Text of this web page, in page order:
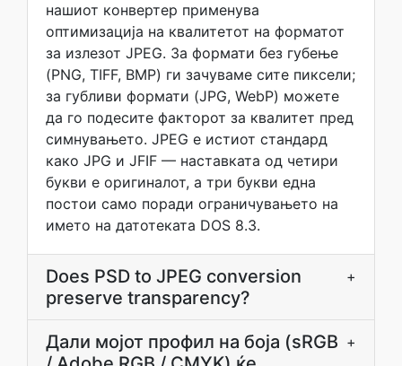
нашиот конвертер применува
оптимизација на квалитетот на форматот
за излезот JPEG. За формати без губење
(PNG, TIFF, BMP) ги зачуваме сите пиксели;
за губливи формати (JPG, WebP) можете
да го подесите факторот за квалитет пред
симнувањето. JPEG е истиот стандард
како JPG и JFIF — наставката од четири
букви е оригиналот, а три букви една
постои само поради ограничувањето на
името на датотеката DOS 8.3.
Does PSD to JPEG conversion
preserve transparency?
+
Дали мојот профил на боја (sRGB +